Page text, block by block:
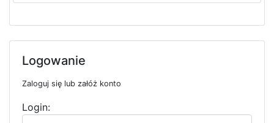
Logowanie
Zaloguj się lub załóż konto
Login: